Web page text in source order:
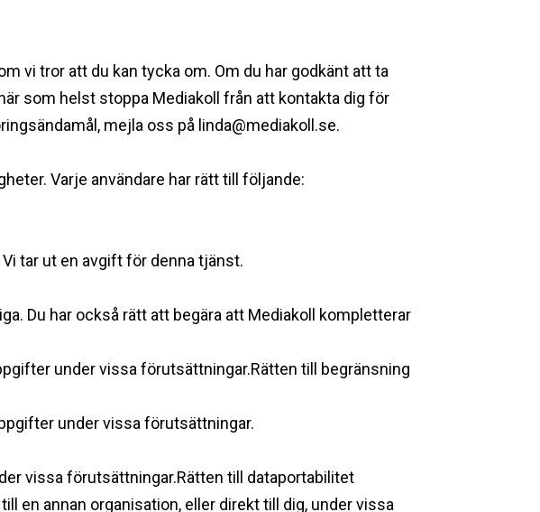
vi tror att du kan tycka om. Om du har godkänt att ta
som helst stoppa Mediakoll från att kontakta dig för
mejla oss på linda@mediakoll.se.
Varje användare har rätt till följande:
tar ut en avgift för denna tjänst.
Du har också rätt att begära att Mediakoll kompletterar
under vissa förutsättningar.Rätten till begränsning
under vissa förutsättningar.
vissa förutsättningar.Rätten till dataportabilitet
en annan organisation, eller direkt till dig, under vissa